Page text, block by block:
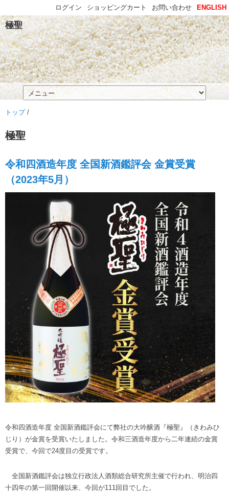
極聖
トップ/
極聖
令和四酒造年度 全国新酒鑑評会 金賞受賞
（2023年5月）
令和四酒造年度 全国新酒鑑評会にて弊社の大吟醸酒『極聖』（きわみひ
じり）が金賞を受賞いたしました。令和三酒造年度から二年連続の金賞
受賞で、今回で24度目の受賞です。
全国新酒鑑評会は独立行政法人酒類総合研究所主催で行われ、明治四
十四年の第一回開催以来、今回が111回目でした。
ENGLISH
お問い合わせ
ショッピングカート
ログイン